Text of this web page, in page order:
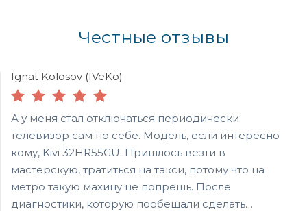
Честные отзывы
Ignat Kolosov (IVeKo)
А у меня стал отключаться периодически
телевизор сам по себе. Модель, если интересно
кому, Kivi 32HR55GU. Пришлось везти в
мастерскую, тратиться на такси, потому что на
метро такую махину не попрешь. После
диагностики, которую пообещали сделать